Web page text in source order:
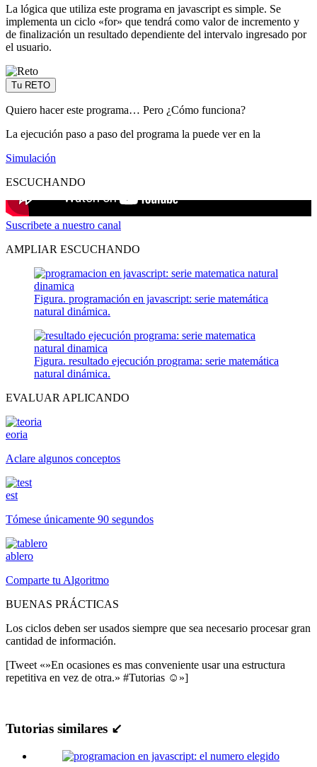
La lógica que utiliza este programa en javascript es simple. Se
implementa un ciclo «for» que tendrá como valor de incremento y
de finalización un resultado dependiente del intervalo ingresado por
el usuario.
Tu RETO
Quiero hacer este programa… Pero ¿Cómo funciona?
La ejecución paso a paso del programa la puede ver en la
Simulación
ESCUCHANDO
Suscribete a nuestro canal
AMPLIAR ESCUCHANDO
Figura. programación en javascript: serie matemática
natural dinámica.
Figura. resultado ejecución programa: serie matemática
natural dinámica.
EVALUAR APLICANDO
eoria
Aclare algunos conceptos
est
Tómese únicamente 90 segundos
ablero
Comparte tu Algoritmo
BUENAS PRÁCTICAS
Los ciclos deben ser usados siempre que sea necesario procesar gran
cantidad de información.
[Tweet «»En ocasiones es mas conveniente usar una estructura
repetitiva en vez de otra.» #Tutorias ☺»]
Tutorias similares ↙